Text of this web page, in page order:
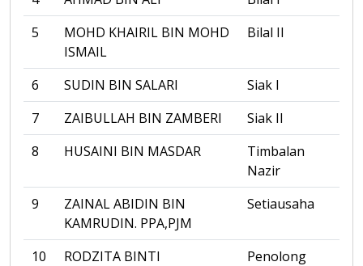
5
MOHD KHAIRIL BIN MOHD
ISMAIL
Bilal II
6 SUDIN BIN SALARI
Siak I
7
ZAIBULLAH BIN ZAMBERI
Siak II
8
HUSAINI BIN MASDAR
Timbalan
Nazir
9
ZAINAL ABIDIN BIN
KAMRUDIN. PPA,PJM
Setiausaha
10
RODZITA BINTI
Penolong